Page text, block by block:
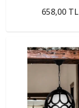
658,00 TL